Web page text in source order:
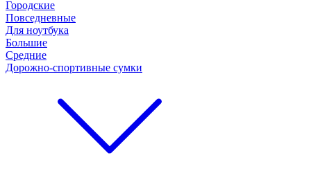
Городские
Повседневные
Для ноутбука
Большие
Средние
Дорожно-спортивные сумки